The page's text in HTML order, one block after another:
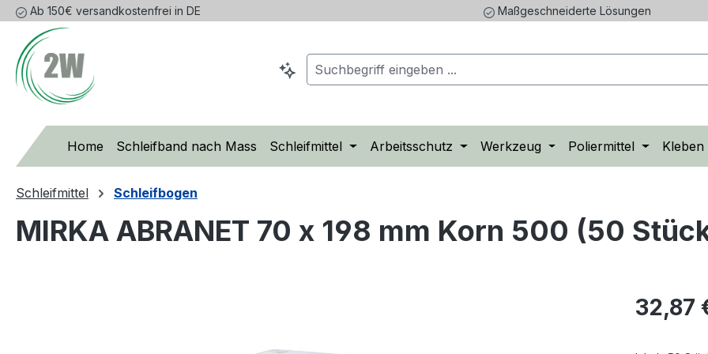
Hauptinhalt springen
Zur Suche springen
Zur Hauptnavigation springen
Ab 150€ versandkostenfrei in DE Maßgeschneiderte Lösungen
Home Schleifband nach Mass Schleifmittel Arbeitsschutz Werkzeug Poliermittel Kleben
Schleifmittel Schleifbogen
MIRKA ABRANET 70 x 198 mm Korn 500 (50
Regulärer
32,87